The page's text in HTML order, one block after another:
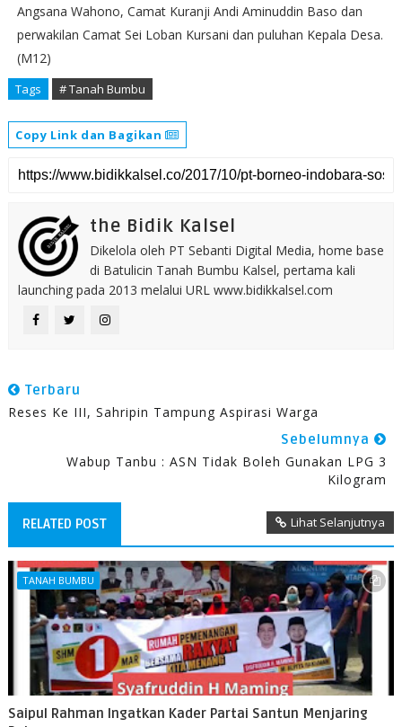
Angsana Wahono, Camat Kuranji Andi Aminuddin Baso dan
perwakilan Camat Sei Loban Kursani dan puluhan Kepala Desa.
(M12)
Tags # Tanah Bumbu
Copy Link dan Bagikan
the Bidik Kalsel
Dikelola oleh PT Sebanti Digital Media, home base
di Batulicin Tanah Bumbu Kalsel, pertama kali
launching pada 2013 melalui URL www.bidikkalsel.com
Terbaru
Reses Ke III, Sahripin Tampung Aspirasi Warga
Sebelumnya
Wabup Tanbu : ASN Tidak Boleh Gunakan LPG 3
Kilogram
RELATED POST Lihat Selanjutnya
TANAH BUMBU
Saipul Rahman Ingatkan Kader Partai Santun Menjaring